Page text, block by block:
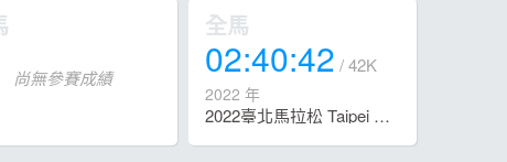
尚無參賽成績
全馬
02:40:42 / 42K
2022 年
2022臺北馬拉松 Taipei Marathon